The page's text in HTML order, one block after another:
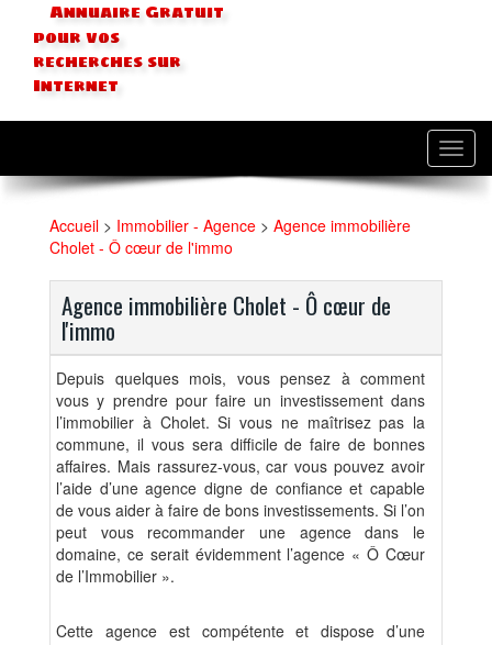
Annuaire Gratuit
pour vos
recherches sur
Internet
Accueil > Immobilier - Agence > Agence immobilière
Cholet - Ô cœur de l'immo
Agence immobilière Cholet - Ô cœur de
l'immo
Depuis quelques mois, vous pensez à comment
vous y prendre pour faire un investissement dans
l’immobilier à Cholet. Si vous ne maîtrisez pas la
commune, il vous sera difficile de faire de bonnes
affaires. Mais rassurez-vous, car vous pouvez avoir
l’aide d’une agence digne de confiance et capable
de vous aider à faire de bons investissements. Si l’on
peut vous recommander une agence dans le
domaine, ce serait évidemment l’agence « Ô Cœur
de l’Immobilier ».
Cette agence est compétente et dispose d’une